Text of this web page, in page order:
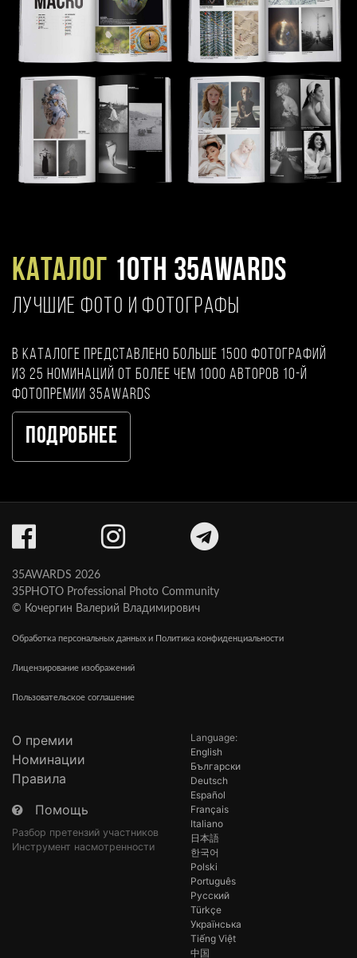
Каталог 10TH 35AWARDS
ЛУЧШИЕ ФОТО И ФОТОГРАФЫ
В каталоге представлено больше 1500 фотографий
из 25 номинаций от более чем 1000 авторов 10-й
фотопремии 35AWARDS
Подробнее
35AWARDS 2026
35PHOTO Professional Photo Community
© Кочергин Валерий Владимирович
Обработка персональных данных и Политика конфиденциальности
Лицензирование изображений
Пользовательское соглашение
О премии
Номинации
Правила
Помощь
Разбор претензий участников
Инструмент насмотренности
Language:
English
Български
Deutsch
Español
Français
Italiano
日本語
한국어
Polski
Português
Русский
Türkçe
Українська
Tiếng Việt
中国